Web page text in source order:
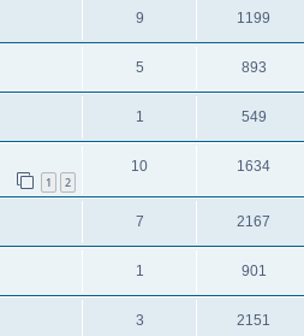
9 1199
5 893
1 549
1 2
10 1634
7 2167
1 901
3 2151